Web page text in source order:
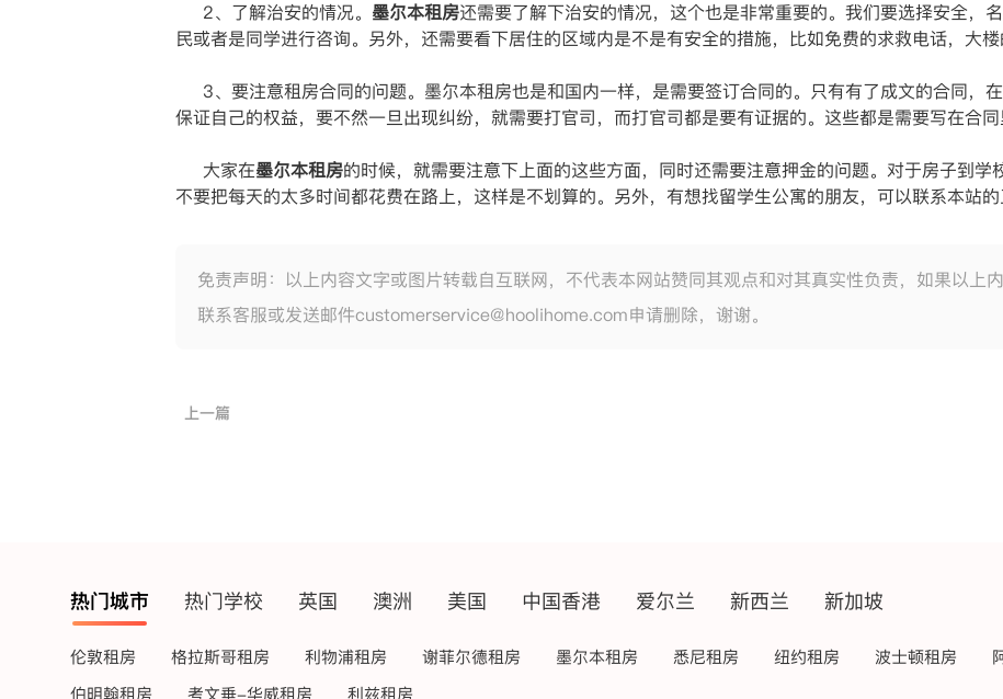
2、了解治安的情况。 墨尔本租房还需要了解下治安的情况，这个也是非常重要的。我们要选择安全，
民或者是同学进行咨询。另外，还需要看下居住的区域内是不是有安全的措施，比如免费的求救电话，大楼
3、要注意租房合同的问题。墨尔本租房也是和国内一样，是需要签订合同的。只有有了成文的合同，
保证自己的权益，要不然一旦出现纠纷，就需要打官司，而打官司都是要有证据的。这些都是需要写在合
大家在墨尔本租房的时候，就需要注意下上面的这些方面，同时还需要注意押金的问题。对于房子到学
不要把每天的太多时间都花费在路上，这样是不划算的。另外，有想找留学生公寓的朋友，可以联系本站的
免责声明：以上内容文字或图片转载自互联网，不代表本网站赞同其观点和对其真实性负责，如果以上
联系客服或发送邮件customerservice@hoolihome.com申请删除，谢谢。
上一篇
热门城市 热门学校 英国 澳洲 美国 中国香港 爱尔兰 新西兰 新加坡
伦敦租房 格拉斯哥租房 利物浦租房 谢菲尔德租房 墨尔本租房 悉尼租房 纽约租房 波士顿租房
伯明翰租房
考文垂-华威租房 利兹租房